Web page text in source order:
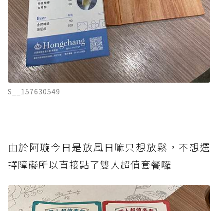
S__157630549
由於阿璇今日是放風日嘛只想放鬆，不想選
擇障礙所以直接點了雙人超值套餐囉